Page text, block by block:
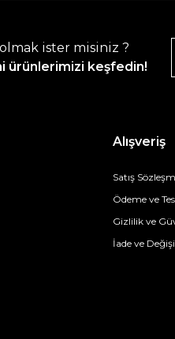
ister misiniz ?
ürünlerimizi keşfedin!
Alışveriş
Satış
Ödeme ve
Gizlilik ve
İade ve